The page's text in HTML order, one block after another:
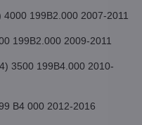
199B2.000 2007-2011
199B2.000 2009-2011
3500 199B4.000 2010-
B4 000 2012-2016